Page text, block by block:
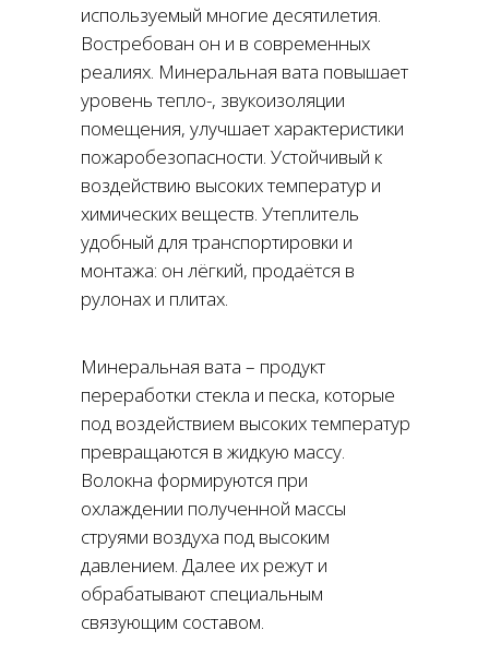
используемый многие десятилетия.
Востребован он и в современных
реалиях. Минеральная вата повышает
уровень тепло-, звукоизоляции
помещения, улучшает характеристики
пожаробезопасности. Устойчивый к
воздействию высоких температур и
химических веществ. Утеплитель
удобный для транспортировки и
монтажа: он лёгкий, продаётся в
рулонах и плитах.
Минеральная вата – продукт
переработки стекла и песка, которые
под воздействием высоких температур
превращаются в жидкую массу.
Волокна формируются при
охлаждении полученной массы
струями воздуха под высоким
давлением. Далее их режут и
обрабатывают специальным
связующим составом.